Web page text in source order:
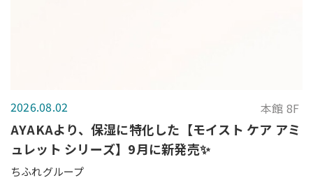
2026.08.02 本館 8F
AYAKAより、保湿に特化した【モイスト ケア アミ
ュレット シリーズ】9月に新発売✨
ちふれグループ